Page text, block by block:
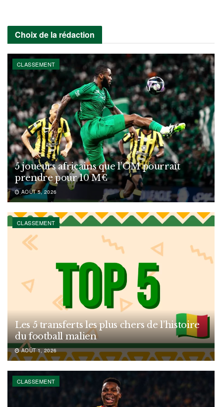
Choix de la rédaction
CLASSEMENT
5 joueurs africains que l’OM pourrait
prendre pour 10 M€
AOÛT 5, 2026
CLASSEMENT
Les 5 transferts les plus chers de l’histoire
du football malien
AOÛT 1, 2026
CLASSEMENT